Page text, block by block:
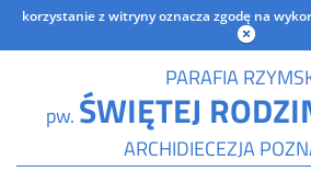
korzystanie z witryny oznacza zgodę na
PARAFIA
pw. ŚWIĘTEJ
ARCHIDIECEZJA